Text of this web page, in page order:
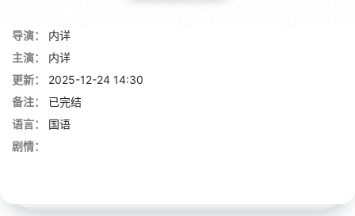
导演：
内详
主演：
内详
更新：
2025-12-24 14:30
备注：
已完结
语言：
国语
剧情：